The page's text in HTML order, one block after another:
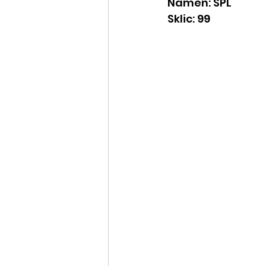
Sklic: 99